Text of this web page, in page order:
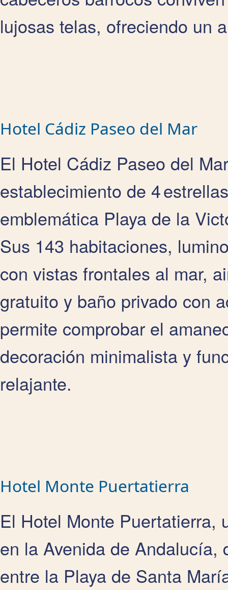
lujosas telas, ofreciendo un
Hotel Cádiz Paseo del Mar
El Hotel Cádiz Paseo del
establecimiento de 4
emblemática Playa de la
Sus 143 habitaciones,
con vistas frontales al mar,
gratuito y baño privado con
permite comprobar el
decoración minimalista y
relajante.
Hotel Monte Puertatierra
El Hotel Monte Puertatierra,
en la Avenida de Andalucía,
entre la Playa de Santa